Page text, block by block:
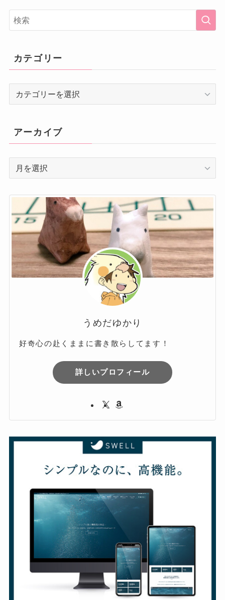
カテゴリー
リ
ー
アーカイブ
ブ
うめだゆかり
好奇心の赴くままに書き散らしてます！
詳しいプロフィール